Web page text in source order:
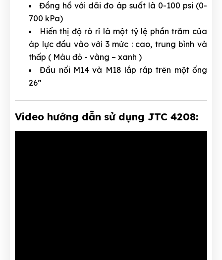
Đồng hồ với dãi đo áp suất là 0-100 psi (0-
700 kPa)
Hiển thị độ rò rỉ là một tỷ lệ phần trăm của
áp lực đầu vào với 3 mức : cao, trung bình và
thấp ( Màu đỏ - vàng – xanh )
Đầu nối M14 và M18 lắp ráp trên một ống
26”
Video hướng dẫn sử dụng JTC 4208: